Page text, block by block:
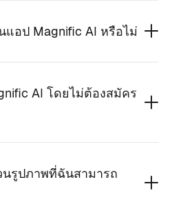
อป Magnific AI หรือไม่
AI โดยไม่ต้องสมัคร
รูปภาพที่ฉันสามารถ